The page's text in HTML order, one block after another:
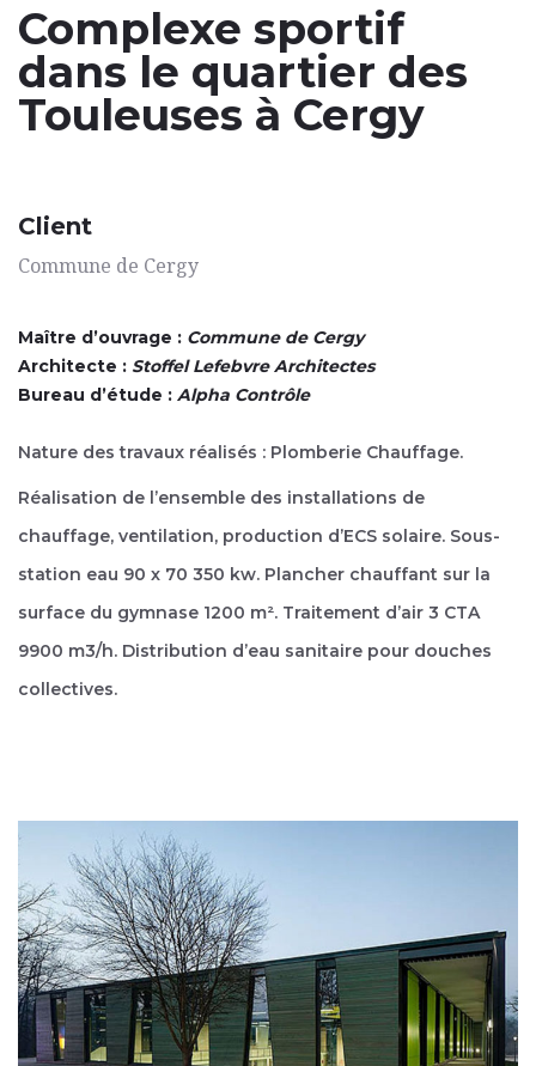
Complexe sportif
dans le quartier des
Touleuses à Cergy
Client
Commune de Cergy
Maître d’ouvrage : Commune de Cergy
Architecte : Stoffel Lefebvre Architectes
Bureau d’étude : Alpha Contrôle
Nature des travaux réalisés : Plomberie Chauffage.
Réalisation de l’ensemble des installations de
chauffage, ventilation, production d’ECS solaire. Sous-
station eau 90 x 70 350 kw. Plancher chauffant sur la
surface du gymnase 1200 m². Traitement d’air 3 CTA
9900 m3/h. Distribution d’eau sanitaire pour douches
collectives.